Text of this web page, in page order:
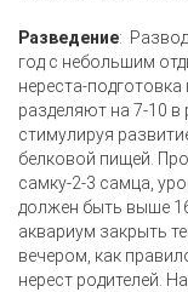
Разведение:
год с небольшим
нереста-
разделяют на 7-10 в
стимулируя
белковой пищей.
самку-2-3 самца,
должен быть выше
аквариум закрыть
вечером, как
нерест родителей.